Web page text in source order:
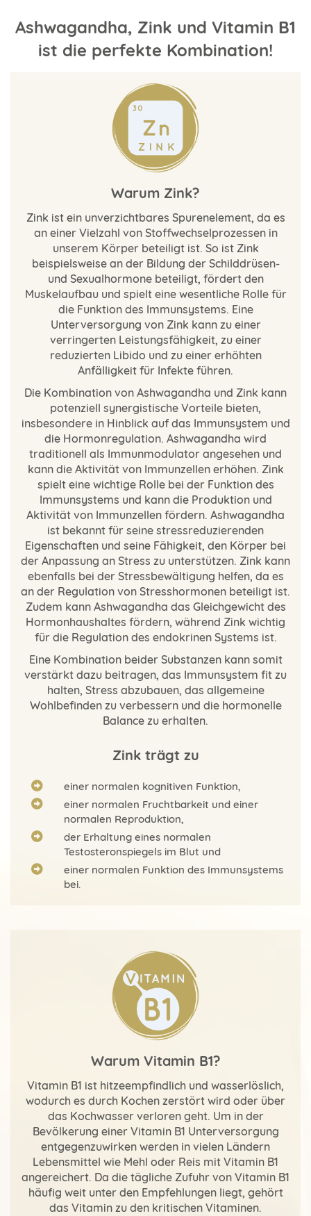
Ashwagandha, Zink und Vitamin B1
ist die perfekte Kombination!
Warum Zink?
Zink ist ein unverzichtbares Spurenelement, da es
an einer Vielzahl von Stoffwechselprozessen in
unserem Körper beteiligt ist. So ist Zink
beispielsweise an der Bildung der Schilddrüsen-
und Sexualhormone beteiligt, fördert den
Muskelaufbau und spielt eine wesentliche Rolle für
die Funktion des Immunsystems. Eine
Unterversorgung von Zink kann zu einer
verringerten Leistungsfähigkeit, zu einer
reduzierten Libido und zu einer erhöhten
Anfälligkeit für Infekte führen.
Die Kombination von Ashwagandha und Zink kann
potenziell synergistische Vorteile bieten,
insbesondere in Hinblick auf das Immunsystem und
die Hormonregulation. Ashwagandha wird
traditionell als Immunmodulator angesehen und
kann die Aktivität von Immunzellen erhöhen. Zink
spielt eine wichtige Rolle bei der Funktion des
Immunsystems und kann die Produktion und
Aktivität von Immunzellen fördern. Ashwagandha
ist bekannt für seine stressreduzierenden
Eigenschaften und seine Fähigkeit, den Körper bei
der Anpassung an Stress zu unterstützen. Zink kann
ebenfalls bei der Stressbewältigung helfen, da es
an der Regulation von Stresshormonen beteiligt ist.
Zudem kann Ashwagandha das Gleichgewicht des
Hormonhaushaltes fördern, während Zink wichtig
für die Regulation des endokrinen Systems ist.
Eine Kombination beider Substanzen kann somit
verstärkt dazu beitragen, das Immunsystem fit zu
halten, Stress abzubauen, das allgemeine
Wohlbefinden zu verbessern und die hormonelle
Balance zu erhalten.
Zink trägt zu
einer normalen kognitiven Funktion,
einer normalen Fruchtbarkeit und einer
normalen Reproduktion,
der Erhaltung eines normalen
Testosteronspiegels im Blut und
einer normalen Funktion des Immunsystems
bei.
Warum Vitamin B1?
Vitamin B1 ist hitzeempfindlich und wasserlöslich,
wodurch es durch Kochen zerstört wird oder über
das Kochwasser verloren geht. Um in der
Bevölkerung einer Vitamin B1 Unterversorgung
entgegenzuwirken werden in vielen Ländern
Lebensmittel wie Mehl oder Reis mit Vitamin B1
angereichert. Da die tägliche Zufuhr von Vitamin B1
häufig weit unter den Empfehlungen liegt, gehört
das Vitamin zu den kritischen Vitaminen.